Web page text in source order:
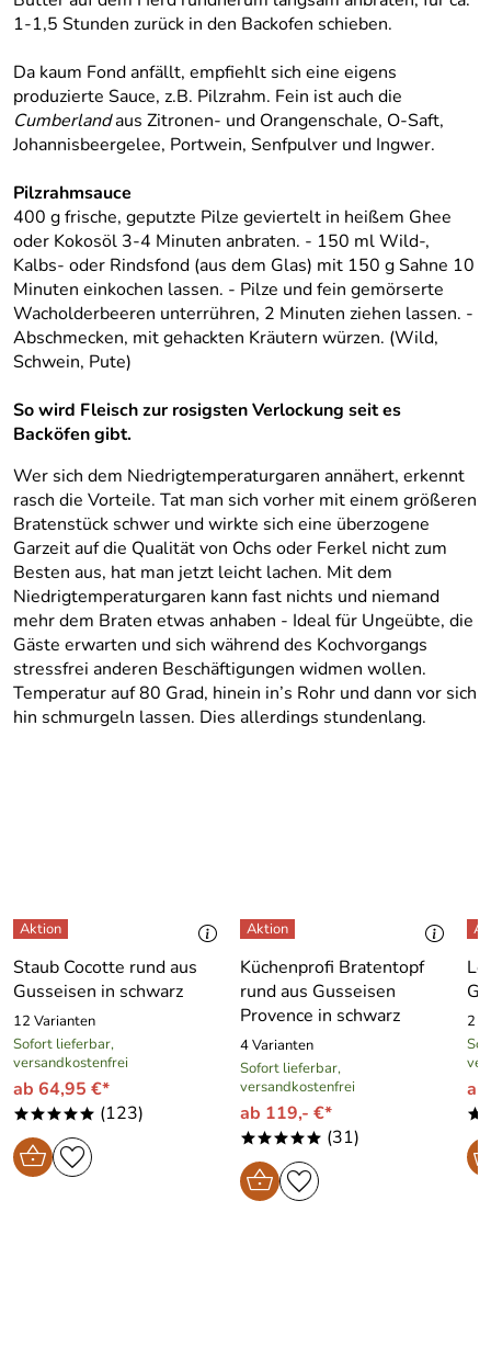
1-1,5 Stunden zurück in den Backofen schieben.
Da kaum Fond anfällt, empfiehlt sich eine eigens
produzierte Sauce, z.B. Pilzrahm. Fein ist auch die
Cumberlandaus Zitronen- und Orangenschale, O-Saft,
Johannisbeergelee, Portwein, Senfpulver und Ingwer.
Pilzrahmsauce
400 g frische, geputzte Pilze geviertelt in heißem Ghee
oder Kokosöl 3-4 Minuten anbraten. - 150 ml Wild-,
Kalbs- oder Rindsfond (aus dem Glas) mit 150 g Sahne 10
Minuten einkochen lassen. - Pilze und fein gemörserte
Wacholderbeeren unterrühren, 2 Minuten ziehen lassen. -
Abschmecken, mit gehackten Kräutern würzen. (Wild,
Schwein, Pute)
So wird Fleisch zur rosigsten Verlockung seit es
Backöfen gibt.
Wer sich dem Niedrigtemperaturgaren annähert, erkennt
rasch die Vorteile. Tat man sich vorher mit einem größeren
Bratenstück schwer und wirkte sich eine überzogene
Garzeit auf die Qualität von Ochs oder Ferkel nicht zum
Besten aus, hat man jetzt leicht lachen. Mit dem
Niedrigtemperaturgaren kann fast nichts und niemand
mehr dem Braten etwas anhaben - Ideal für Ungeübte, die
Gäste erwarten und sich während des Kochvorgangs
stressfrei anderen Beschäftigungen widmen wollen.
Temperatur auf 80 Grad, hinein in’s Rohr und dann vor sich
hin schmurgeln lassen. Dies allerdings stundenlang.
Staub Cocotte rund aus
Gusseisen in schwarz
12 Varianten
Sofort lieferbar,
versandkostenfrei
ab 64,95 €*
***** (123)
Küchenprofi Bratentopf
rund aus Gusseisen
Provence in schwarz
4 Varianten
Sofort lieferbar,
versandkostenfrei
ab 119,- €*
***** (31)
2